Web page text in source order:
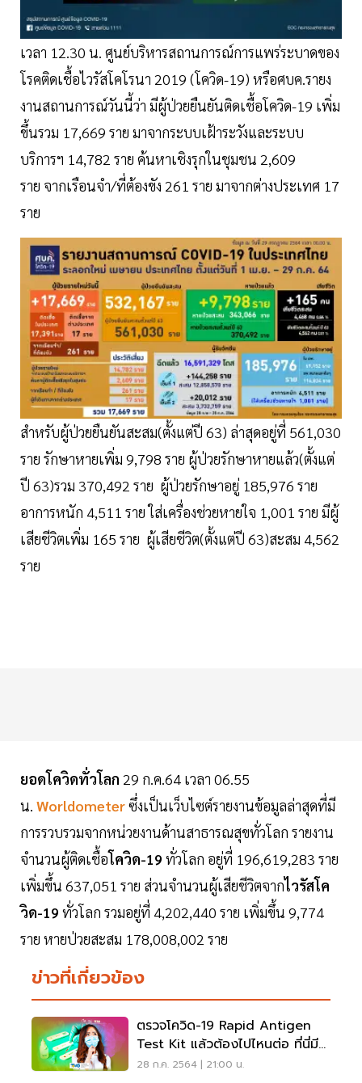
เวลา 12.30 น. ศูนย์บริหารสถานการณ์การแพร่ระบาดของ
โรคติดเชื้อไวรัสโคโรนา 2019 (โควิด-19) หรือศบค.รายง
งานสถานการณ์วันนี้ว่า มีผู้ป่วยยืนยันติดเชื้อโควิด-19 เพิ่ม
ขึ้นรวม 17,669 ราย มาจากระบบเฝ้าระวังและระบบ
บริการฯ 14,782 ราย ค้นหาเชิงรุกในชุมชน 2,609
ราย จากเรือนจำ/ที่ต้องขัง 261 ราย มาจากต่างประเทศ 17
ราย
สำหรับผู้ป่วยยืนยันสะสม(ตั้งแต่ปี 63) ล่าสุดอยู่ที่ 561,030
ราย รักษาหายเพิ่ม 9,798 ราย ผู้ป่วยรักษาหายแล้ว(ตั้งแต่
ปี 63)รวม 370,492 ราย ผู้ป่วยรักษาอยู่ 185,976 ราย
อาการหนัก 4,511 ราย ใส่เครื่องช่วยหายใจ 1,001 ราย มีผู้
เสียชีวิตเพิ่ม 165 ราย ผู้เสียชีวิต(ตั้งแต่ปี 63)สะสม 4,562
ราย
ยอดโควิดทั่วโลก 29 ก.ค.64 เวลา 06.55
น. Worldometerซึ่งเป็นเว็บไซต์รายงานข้อมูลล่าสุดที่มี
การรวบรวมจากหน่วยงานด้านสาธารณสุขทั่วโลก รายงาน
จำนวนผู้ติดเชื้อโควิด-19 ทั่วโลก อยู่ที่ 196,619,283 ราย
เพิ่มขึ้น 637,051 ราย ส่วนจำนวนผู้เสียชีวิตจากไวรัสโค
วิด-19 ทั่วโลก รวมอยู่ที่ 4,202,440 ราย เพิ่มขึ้น 9,774
ราย หายป่วยสะสม 178,008,002 ราย
ข่าวที่เกี่ยวข้อง
ตรวจโควิด-19 Rapid Antigen
Test Kit แล้วต้องไปไหนต่อ ที่นี่มี
คำตอบ
28 ก.ค. 2564 | 21:00 น.